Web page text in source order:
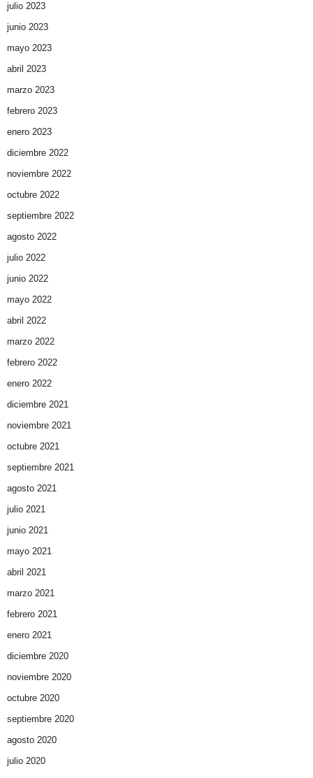
julio 2023
junio 2023
mayo 2023
abril 2023
marzo 2023
febrero 2023
enero 2023
diciembre 2022
noviembre 2022
octubre 2022
septiembre 2022
agosto 2022
julio 2022
junio 2022
mayo 2022
abril 2022
marzo 2022
febrero 2022
enero 2022
diciembre 2021
noviembre 2021
octubre 2021
septiembre 2021
agosto 2021
julio 2021
junio 2021
mayo 2021
abril 2021
marzo 2021
febrero 2021
enero 2021
diciembre 2020
noviembre 2020
octubre 2020
septiembre 2020
agosto 2020
julio 2020